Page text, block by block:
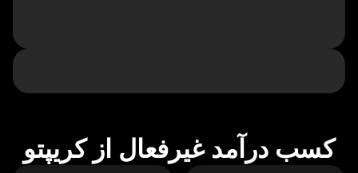
کسب درآمد غیرفعال از کریپتو